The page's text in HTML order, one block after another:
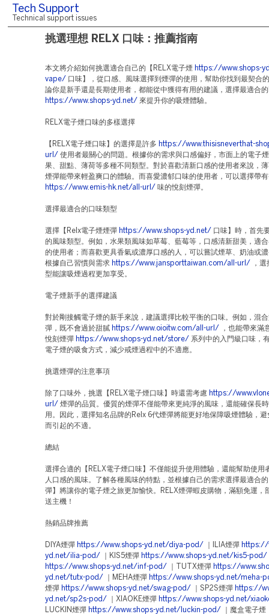
Tech Support
Technical support issues
挑選理想 RELX 口味：推薦指南
本文將介紹如何挑選適合自己的【RELX電子煙 https://www.shops-
vape/ 口味】，從口感、風味選擇到煙彈的使用，幫助你找到最契合
論你是新手還是長期使用者，都能從中獲得有用的建議，選擇最適合
https://www.shops-yd.net/ 來提升你的吸煙體驗。
RELX電子煙口味的多樣選擇
【RELX電子煙口味】的選擇是許多 https://www.thisisneverthat-
url/ 使用者最關心的問題。根據你的需求與口感偏好，市面上的電子
果、甜點、薄荷等多種不同類型。對於喜歡清新口感的使用者來說，
煙彈能帶來輕盈爽口的體驗。而喜愛濃郁口味的使用者，可以選擇帶
https://www.emis-hk.net/all-url/ 味的悅刻煙彈。
選擇最適合的口味類型
選擇【Relx電子煙煙彈 https://www.shops-yd.net/ 口味】時，首先
的風味類型。例如，水果類風味如草莓、藍莓等，口感清新甜美，適
的使用者；而喜歡更具香氣或濃厚口感的人，可以嘗試煙草、奶油或
根據自己習慣與需求 https://www.jansporttaiwan.com/all-url/ ，選
型能讓吸煙過程更加享受。
電子煙新手的選擇建議
對於剛接觸電子煙的新手來說，建議選擇比較平衡的口味。例如，混
彈，既不會過於甜膩 https://www.oioitw.com/all-url/ ，也能帶來滿
悅刻煙彈 https://www.shops-yd.net/store/ 系列中的入門級口味，
電子煙的吸食方式，減少戒煙過程中的不適應。
挑選煙彈的注意事項
除了口味外，挑選【RELX電子煙口味】時還需考慮 https://
url/ 煙彈的品質。優質的煙彈不僅能帶來更純淨的風味，還能確保長
用。因此，選擇知名品牌的Relx 6代煙彈將能更好地保障吸煙體驗，
而引起的不適。
總結
選擇合適的【RELX電子煙口味】不僅能提升使用體驗，還能幫助使用
人口感的風味。了解各種風味的特點，並根據自己的需求選擇最適合
彈】將讓你的電子煙之旅更加愉快。RELX煙彈蝦皮購物，滿額免運，
送主機！
熱銷品牌推薦
DIYA煙彈 https://www.shops-yd.net/diya-pod/ ｜ILIA煙彈 https://
yd.net/ilia-pod/ ｜KIS5煙彈 https://www.shops-yd.net/kis5-pod/
https://www.shops-yd.net/inf-pod/ ｜TUTX煙彈 https://
yd.net/tutx-pod/ ｜MEHA煙彈 https://www.shops-yd.net/meha-
煙彈 https://www.shops-yd.net/swag-pod/ ｜SP2S煙彈 https://
yd.net/sp2s-pod/ ｜XIAOKE煙彈 https://www.shops-yd.net/
LUCKIN煙彈 https://www.shops-yd.net/luckin-pod/ ｜魔盒電子煙